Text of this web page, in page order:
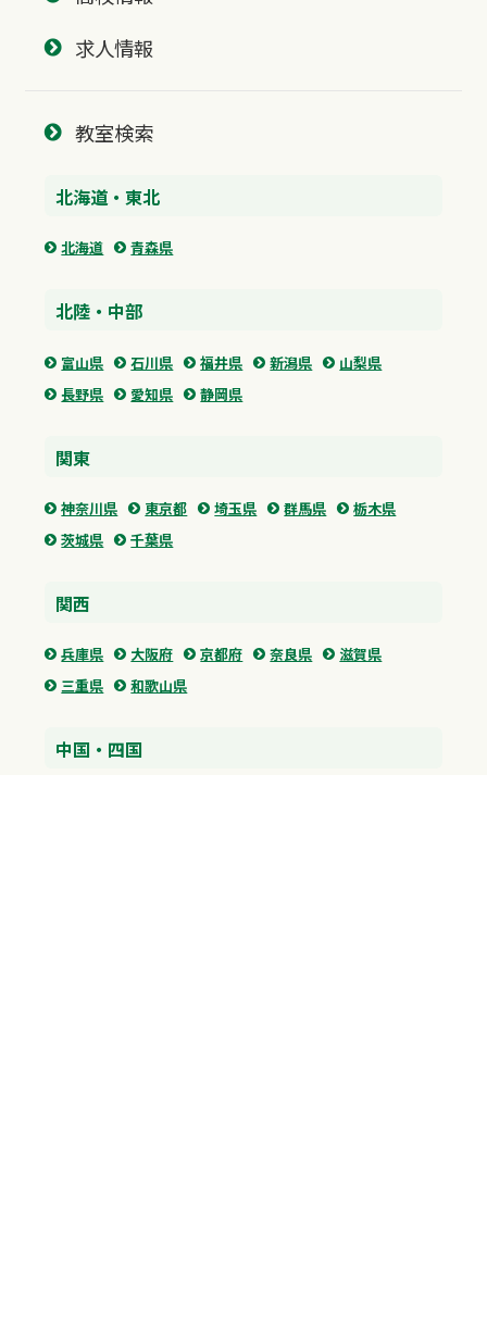
求人情報
教室検索
北海道・東北
北海道 青森県
北陸・中部
富山県 石川県 福井県 新潟県
山梨県
長野県
愛知県 静岡県
関東
神奈川県 東京都 埼玉県 群馬県
栃木県
茨城県
千葉県
関西
兵庫県 大阪府 京都府 奈良県
滋賀県
三重県
和歌山県
中国・四国